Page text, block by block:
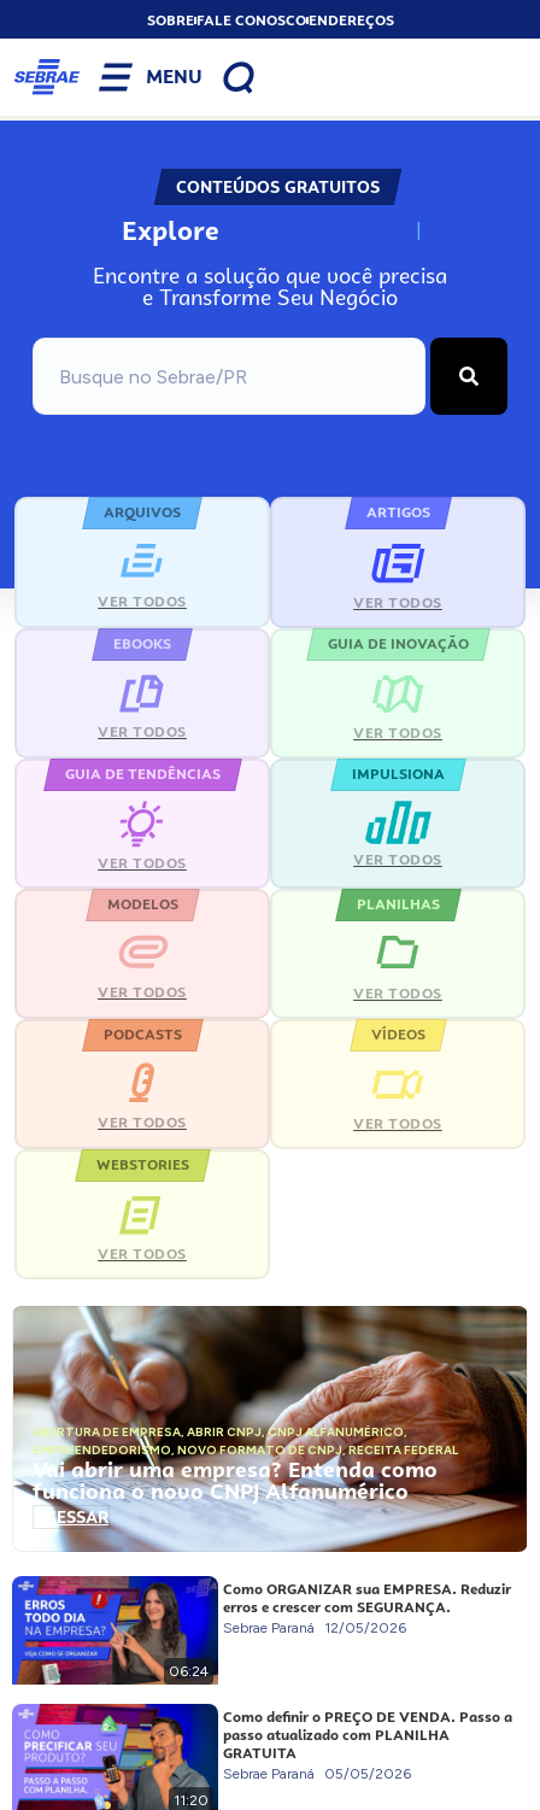
SOBREFALE CONOSCOENDEREÇOS
MENU
CONTEÚDOS GRATUITOS
Explore N
Encontre a solução que você precisa
e Transforme Seu Negócio
ARQUIVOS
VER TODOS
ARTIGOS
VER TODOS
EBOOKS
VER TODOS
GUIA DE INOVAÇÃO
VER TODOS
GUIA DE TENDÊNCIAS
VER TODOS
IMPULSIONA
VER TODOS
MODELOS
VER TODOS
PLANILHAS
VER TODOS
PODCASTS
VER TODOS
VÍDEOS
VER TODOS
WEBSTORIES
VER TODOS
ABERTURA DE EMPRESA, ABRIR CNPJ,CNPJ ALFANUMÉRICO,
EMPREENDEDORISMO, NOVO FORMATO DE CNPJ,RECEITA FEDERAL
Vai abrir uma empresa? Entenda como
funciona o novo CNPJ Alfanumérico
ACESSAR
06:24
Como ORGANIZAR sua EMPRESA. Reduzir
erros e crescer com SEGURANÇA.
Sebrae Paraná 12/05/2026
11:20
Como definir o PREÇO DE VENDA. Passo a
passo atualizado com PLANILHA
GRATUITA
Sebrae Paraná 05/05/2026